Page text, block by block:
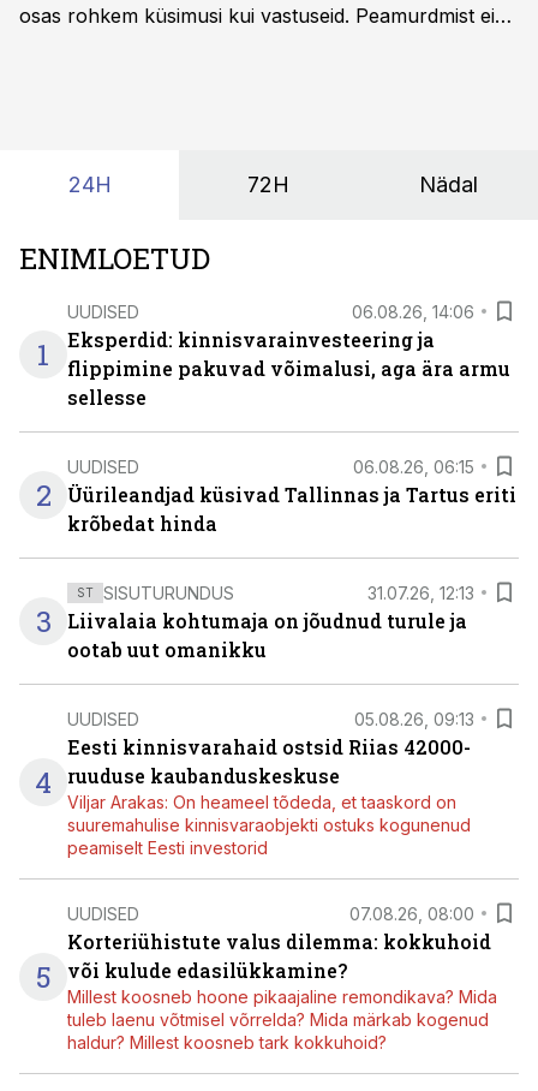
osas rohkem küsimusi kui vastuseid. Peamurdmist ei
24H 72H Nädal
ENIMLOETUD
1
UUDISED 06.08.26, 14:06
Eksperdid: kinnisvarainvesteering ja
flippimine pakuvad võimalusi, aga ära armu
sellesse
2
UUDISED 06.08.26, 06:15
Üürileandjad küsivad Tallinnas ja Tartus eriti
krõbedat hinda
3
ST SISUTURUNDUS 31.07.26, 12:13
Liivalaia kohtumaja on jõudnud turule ja
ootab uut omanikku
4
UUDISED 05.08.26, 09:13
Eesti kinnisvarahaid ostsid Riias 42000-
ruuduse kaubanduskeskuse
Viljar Arakas: On heameel tõdeda, et taaskord on
suuremahulise kinnisvaraobjekti ostuks kogunenud
peamiselt Eesti investorid
5
UUDISED 07.08.26, 08:00
Korteriühistute valus dilemma: kokkuhoid
või kulude edasilükkamine?
Millest koosneb hoone pikaajaline remondikava? Mida
tuleb laenu võtmisel võrrelda? Mida märkab kogenud
haldur? Millest koosneb tark kokkuhoid?